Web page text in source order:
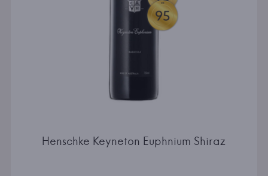
Henschke Keyneton Euphnium Shiraz